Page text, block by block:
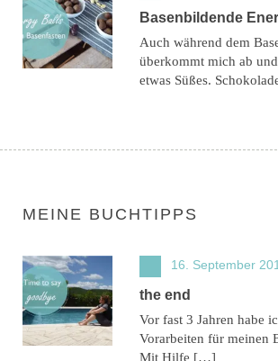
Basenbildende
Auch während dem
überkommt mich ab
etwas Süßes.
MEINE BUCHTIPPS
16. September
the end
Vor fast 3 Jahren habe
Vorarbeiten für meinen
Mit Hilfe […]